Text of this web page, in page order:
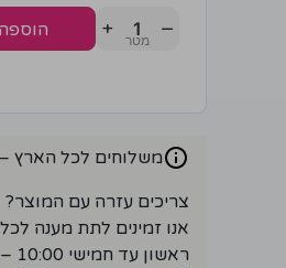
−
+
משלוחים לכל הארץ –
צריכים עזרה עם המוצר?
אנו זמינים לתת מענה
ראשון עד חמישי 10:00 – 18:00